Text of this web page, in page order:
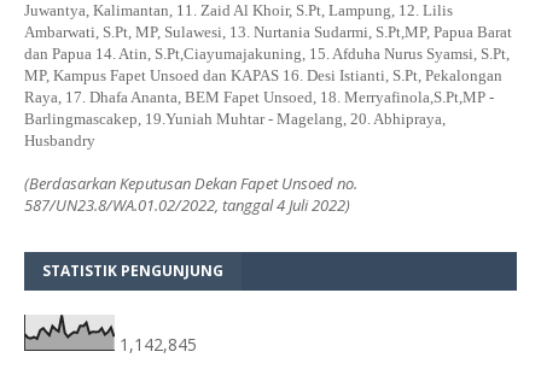
Juwantya, Kalimantan, 11. Zaid Al Khoir, S.Pt, Lampung, 12. Lilis
Ambarwati, S.Pt, MP, Sulawesi, 13. Nurtania Sudarmi, S.Pt,MP, Papua Barat
dan Papua 14. Atin, S.Pt,Ciayumajakuning, 15. Afduha Nurus Syamsi, S.Pt,
MP, Kampus Fapet Unsoed dan KAPAS 16. Desi Istianti, S.Pt, Pekalongan
Raya, 17. Dhafa Ananta, BEM Fapet Unsoed, 18. Merryafinola,S.Pt,MP -
Barlingmascakep, 19.Yuniah Muhtar - Magelang, 20. Abhipraya,
Husbandry
(Berdasarkan Keputusan Dekan Fapet Unsoed no.
587/UN23.8/WA.01.02/2022, tanggal 4 Juli 2022)
STATISTIK PENGUNJUNG
1,142,845